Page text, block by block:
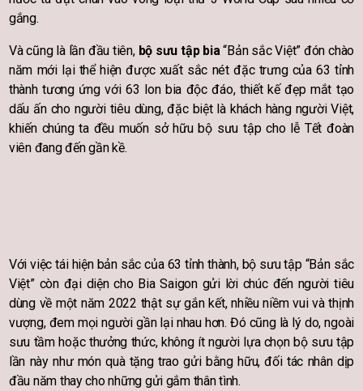
gắng.
Và cũng là lần đầu tiên, bộ sưu tập bia“Bản sắc Việt” đón chào
năm mới lại thể hiện được xuất sắc nét đặc trưng của 63 tỉnh
thành tương ứng với 63 lon bia độc đáo, thiết kế đẹp mắt tạo
dấu ấn cho người tiêu dùng, đặc biệt là khách hàng người Việt,
khiến chúng ta đều muốn sở hữu bộ sưu tập cho lễ Tết đoàn
viên đang đến gần kề.
Với việc tái hiện bản sắc của 63 tỉnh thành, bộ sưu tập “Bản sắc
Việt” còn đại diện cho Bia Saigon gửi lời chúc đến người tiêu
dùng về một năm 2022 thật sự gắn kết, nhiều niềm vui và thịnh
vượng, đem mọi người gần lại nhau hơn. Đó cũng là lý do, ngoài
sưu tầm hoặc thưởng thức, không ít người lựa chọn bộ sưu tập
lần này như món quà tặng trao gửi bằng hữu, đối tác nhân dịp
đầu năm thay cho những gửi gắm thân tình.